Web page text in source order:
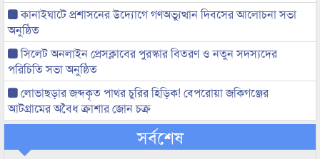
কানাইঘাটে প্রশাসনের উদ্যোগে গণঅভ্যুত্থান দিবসের আলোচনা সভা
অনুষ্ঠিত
সিলেট অনলাইন প্রেসক্লাবের পুরস্কার বিতরণ ও নতুন সদস্যদের
পরিচিতি সভা অনুষ্ঠিত
লোভাছড়ার জব্দকৃত পাথর চুরির হিড়িক! বেপরোয়া জকিগঞ্জের
আটগ্রামের অবৈধ ক্রাশার জোন চক্র
সর্বশেষ